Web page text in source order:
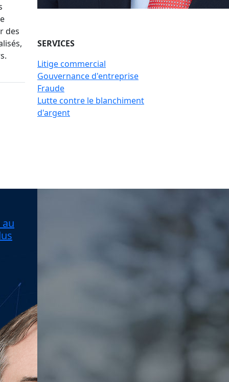
des
SERVICES
Litige commercial
Gouvernance d'entreprise
Fraude
Lutte contre le blanchiment
d'argent